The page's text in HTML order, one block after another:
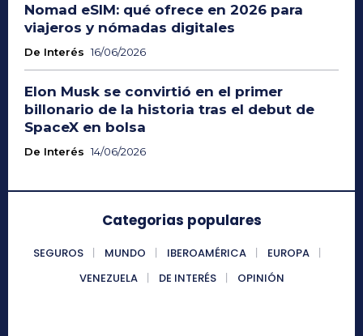
Nomad eSIM: qué ofrece en 2026 para
viajeros y nómadas digitales
De Interés 16/06/2026
Elon Musk se convirtió en el primer
billonario de la historia tras el debut de
SpaceX en bolsa
De Interés 14/06/2026
Categorias populares
SEGUROS MUNDO IBEROAMÉRICA
EUROPA
VENEZUELA
DE INTERÉS OPINIÓN